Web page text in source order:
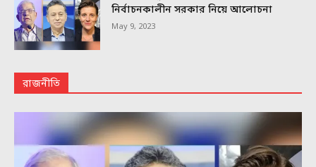
নির্বাচনকালীন সরকার নিয়ে আলোচনা
May 9, 2023
রাজনীতি